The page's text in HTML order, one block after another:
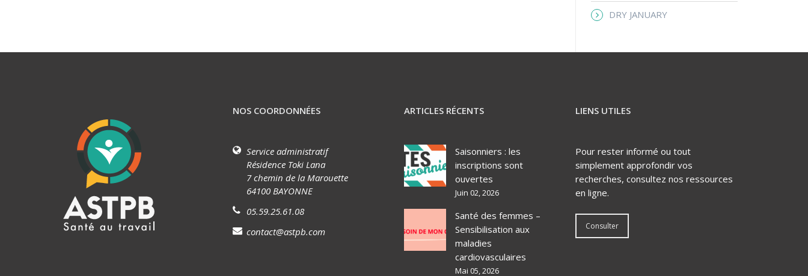
DRY JANUARY
NOS COORDONNÉES
Service administratif
Résidence Toki Lana
7 chemin de la Marouette
64100 BAYONNE
05.59.25.61.08
contact@astpb.com
ARTICLES RÉCENTS
Saisonniers : les
inscriptions sont
ouvertes
Juin 02, 2026
Santé des femmes –
Sensibilisation aux
maladies
cardiovasculaires
Mai 05, 2026
LIENS UTILES
Pour rester informé ou tout
simplement approfondir vos
recherches, consultez nos ressources
en ligne.
Consulter